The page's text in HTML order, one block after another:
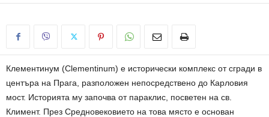
Клементинум (Clementinum) е исторически комплекс от сгради в
центъра на Прага, разположен непосредствено до Карловия
мост. Историята му започва от параклис, посветен на св.
Климент. През Средновековието на това място е основан